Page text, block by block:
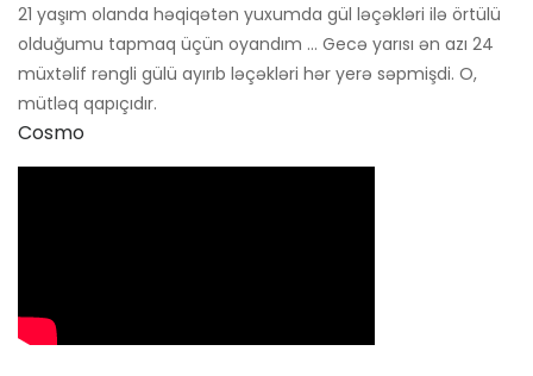
21 yaşım olanda həqiqətən yuxumda gül ləçəkləri ilə örtülü
olduğumu tapmaq üçün oyandım ... Gecə yarısı ən azı 24
müxtəlif rəngli gülü ayırıb ləçəkləri hər yerə səpmişdi. O,
mütləq qapıçıdır.
Cosmo